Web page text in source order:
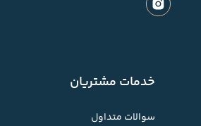
خدمات مشتریان
سوالات متداول